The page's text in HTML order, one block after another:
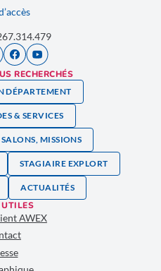
RECHERCHÉS
DÉPARTEMENT
& SERVICES
MISSIONS
STAGIAIRE EXPLORT
ACTUALITÉS
AWEX